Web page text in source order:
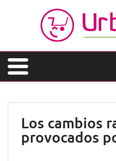
t
Los cambios
provocados